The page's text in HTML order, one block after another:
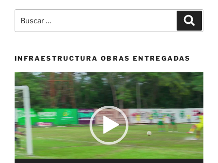
a
en
Festival
Fiambre
de
Guacarí»
por:
INFRAESTRUCTURA OBRAS ENTREGADAS
Reproductor
de
vídeo